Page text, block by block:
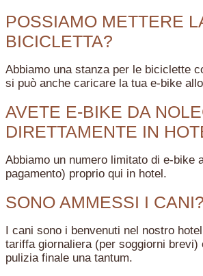
POSSIAMO METTERE
BICICLETTA?
Abbiamo una stanza per le biciclette
si può anche caricare la tua e-bike
AVETE E-BIKE DA
DIRETTAMENTE IN
Abbiamo un numero limitato di e-bike
pagamento) proprio qui in hotel.
SONO AMMESSI I CANI?
I cani sono i benvenuti nel nostro
tariffa giornaliera (per soggiorni brevi)
pulizia finale una tantum.